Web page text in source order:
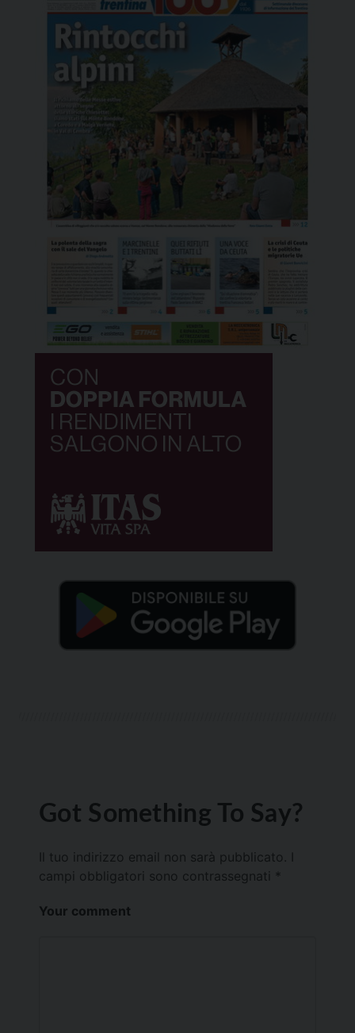
Got Something To Say?
Il tuo indirizzo email non sarà pubblicato.
campi obbligatori sono contrassegnati *
Your comment